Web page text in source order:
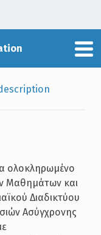
ολοκληρωμένο
Μαθημάτων και
Διαδικτύου
Ασύγχρονης